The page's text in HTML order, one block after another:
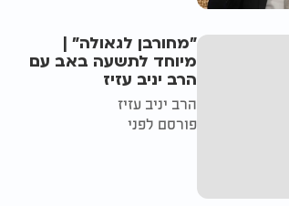
"מחורבן לגאולה" |
מיוחד לתשעה באב עם
הרב יניב עזיז
הרב יניב עזיז
פורסם לפני